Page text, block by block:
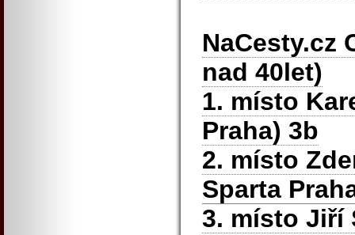
NaCesty.cz
nad 40let)
1. místo
Praha) 3b
2. místo
Sparta
3. místo Jiří